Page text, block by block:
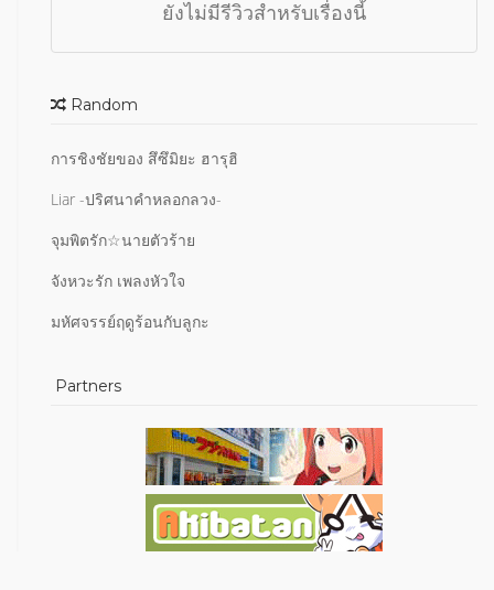
ยังไม่มีรีวิวสำหรับเรื่องนี้
Random
การชิงชัยของ สึซึมิยะ ฮารุฮิ
Liar -ปริศนาคำหลอกลวง-
จุมพิตรัก☆นายตัวร้าย
จังหวะรัก เพลงหัวใจ
มหัศจรรย์ฤดูร้อนกับลูกะ
Partners